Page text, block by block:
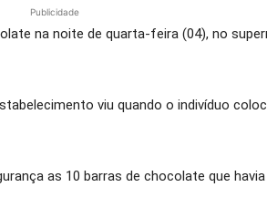
Publicidade
na noite de quarta-feira (04), no
viu quando o indivíduo
as 10 barras de chocolate que